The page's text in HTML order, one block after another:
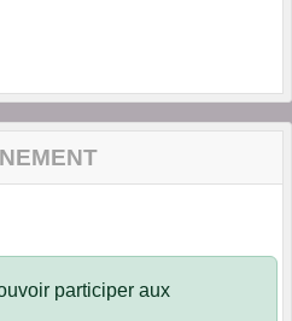
participer aux